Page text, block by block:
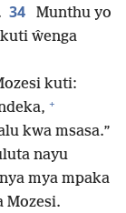
34
Munthu yo
ŵenga
kuti:
+
kwa msasa.”
nayu
mya mpaka
Mozesi.